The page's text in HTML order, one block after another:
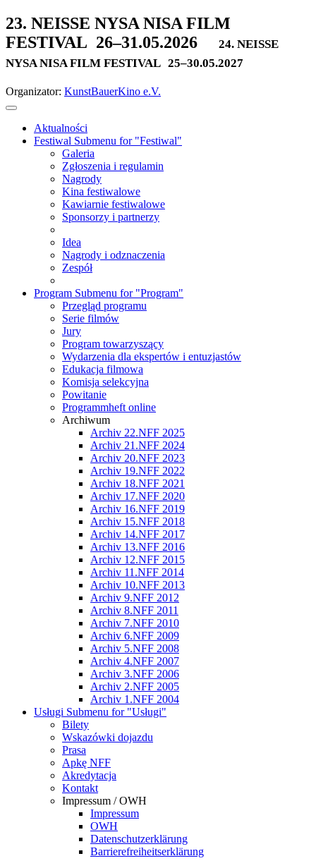
23. NEISSE NYSA NISA FILM
FESTIVAL 26–31.05.2026
24. NEISSE
NYSA NISA FILM FESTIVAL 25–30.05.2027
Organizator: KunstBauerKino e.V.
Aktualności
Festiwal Submenu for "Festiwal"
Galeria
Zgłoszenia i regulamin
Nagrody
Kina festiwalowe
Kawiarnie festiwalowe
Sponsorzy i partnerzy
Idea
Nagrody i odznaczenia
Zespół
Program Submenu for "Program"
Przegląd programu
Serie filmów
Jury
Program towarzyszący
Wydarzenia dla ekspertów i entuzjastów
Edukacja filmowa
Komisja selekcyjna
Powitanie
Programmheft online
Archiwum
Archiv 22.NFF 2025
Archiv 21.NFF 2024
Archiv 20.NFF 2023
Archiv 19.NFF 2022
Archiv 18.NFF 2021
Archiv 17.NFF 2020
Archiv 16.NFF 2019
Archiv 15.NFF 2018
Archiv 14.NFF 2017
Archiv 13.NFF 2016
Archiv 12.NFF 2015
Archiv 11.NFF 2014
Archiv 10.NFF 2013
Archiv 9.NFF 2012
Archiv 8.NFF 2011
Archiv 7.NFF 2010
Archiv 6.NFF 2009
Archiv 5.NFF 2008
Archiv 4.NFF 2007
Archiv 3.NFF 2006
Archiv 2.NFF 2005
Archiv 1.NFF 2004
Usługi Submenu for "Usługi"
Bilety
Wskazówki dojazdu
Prasa
Apkę NFF
Akredytacja
Kontakt
Impressum / OWH
Impressum
OWH
Datenschutzerklärung
Barrierefreiheitserklärung